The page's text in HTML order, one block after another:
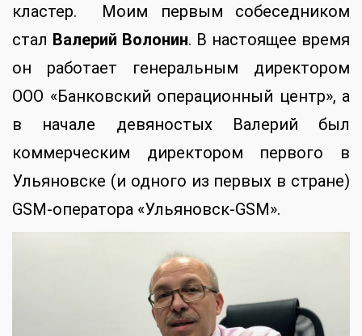
кластер. Моим первым собеседником
стал Валерий Волонин. В настоящее время
он работает генеральным директором
ООО «Банковский операционный центр», а
в начале девяностых Валерий был
коммерческим директором первого в
Ульяновске (и одного из первых в стране)
GSM-оператора «Ульяновск-GSM».